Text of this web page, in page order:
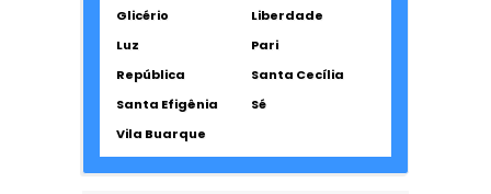
Glicério
Liberdade
Luz
Pari
República
Santa Cecília
Santa Efigênia
Sé
Vila Buarque